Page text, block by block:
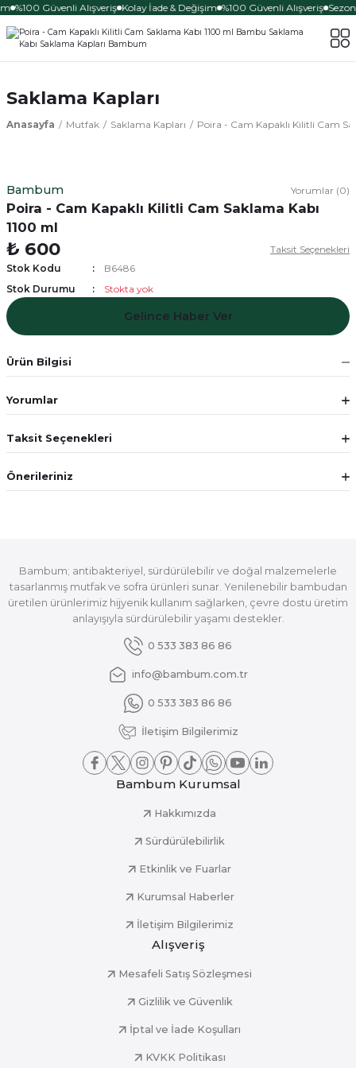
%100 Güvenli Alışveriş Kolay İade & Değişim %100 Güvenli Alışveriş
Saklama Kapları
Anasayfa Mutfak Saklama Kapları Poira - Cam Kapaklı Kilitli Cam
Bambum Yorumlar (0)
Poira - Cam Kapaklı Kilitli Cam Saklama Kabı
1100 ml
₺ 600
Taksit Seçenekleri
Stok Kodu
B6486
Stok Durumu
Stokta yok
Gelince Haber Ver
Ürün Bilgisi
Yorumlar
Taksit Seçenekleri
Önerileriniz
Bambum; antibakteriyel, sürdürülebilir ve doğal malzemelerle
tasarlanmış mutfak ve sofra ürünleri sunar. Yenilenebilir bambudan
üretilen ürünlerimiz hijyenik kullanım sağlarken, çevre dostu üretim
anlayışıyla sürdürülebilir yaşamı destekler.
0 533 383 86 86
info@bambum.com.tr
0 533 383 86 86
İletişim Bilgilerimiz
Bambum Kurumsal
Hakkımızda
Sürdürülebilirlik
Etkinlik ve Fuarlar
Kurumsal Haberler
İletişim Bilgilerimiz
Alışveriş
Mesafeli Satış Sözleşmesi
Gizlilik ve Güvenlik
İptal ve İade Koşulları
KVKK Politikası